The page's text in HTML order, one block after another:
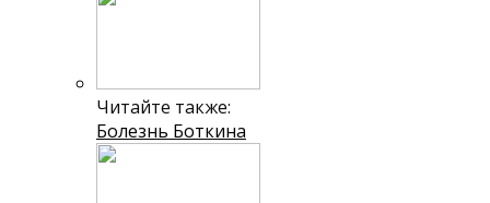
Читайте также:
Болезнь Боткина